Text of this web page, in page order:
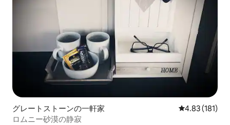
グレートストーンの一軒家 レビュー181
4.83 (181)
ロムニー砂漠の静寂